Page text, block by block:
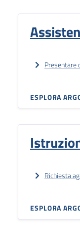
Presentare
ESPLORA
Richiesta
ESPLORA